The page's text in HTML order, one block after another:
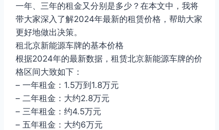
一年、三年的租金又分别是多少？在本文中，我将
带大家深入了解2024年最新的租赁价格，帮助大家
更好地做出决策。
租北京新能源车牌的基本价格
根据2024年的最新数据，租赁北京新能源车牌的价
格区间大致如下：
– 一年租金：1.5万到1.8万元
– 二年租金：大约2.8万元
– 三年租金：约4.5万元
– 五年租金：大约6万元